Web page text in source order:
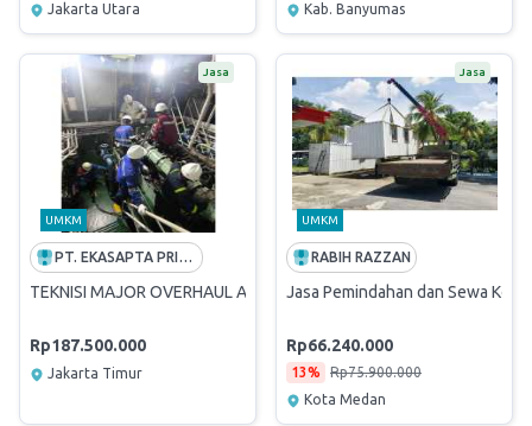
Jakarta Utara Kab. Banyumas
Jasa
UMKM
PT. EKASAPTA PRIMA MAKMUR
TEKNISI MAJOR OVERHAUL AUXILARY ENGINE
Rp187.500.000
Jakarta Timur
Jasa
UMKM
RABIH RAZZAN
Jasa Pemindahan dan Sewa
Rp66.240.000
13%
Rp75.900.000
Kota Medan